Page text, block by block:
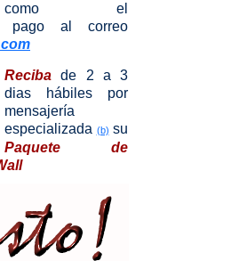
como el
pago al correo
Reciba de 2 a 3
dias hábiles por
mensajería
especializada (b) su
Paquete de